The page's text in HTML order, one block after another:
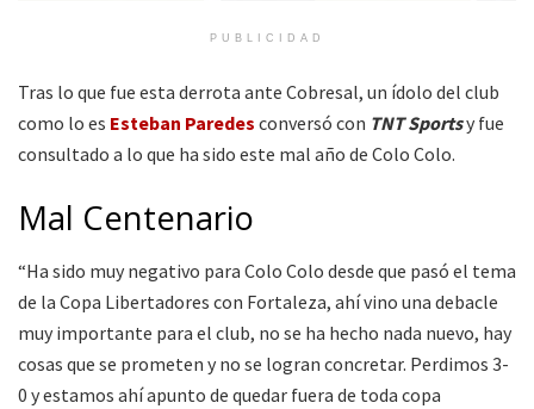
PUBLICIDAD
Tras lo que fue esta derrota ante Cobresal, un ídolo del club
como lo es Esteban Paredes conversó con TNT Sportsy fue
consultado a lo que ha sido este mal año de Colo Colo.
Mal Centenario
“Ha sido muy negativo para Colo Colo desde que pasó el tema
de la Copa Libertadores con Fortaleza, ahí vino una debacle
muy importante para el club, no se ha hecho nada nuevo, hay
cosas que se prometen y no se logran concretar. Perdimos 3-
0 y estamos ahí apunto de quedar fuera de toda copa